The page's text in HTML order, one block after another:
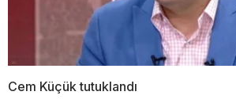
Cem Küçük tutuklandı